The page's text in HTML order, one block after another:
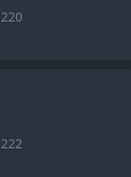
220
222